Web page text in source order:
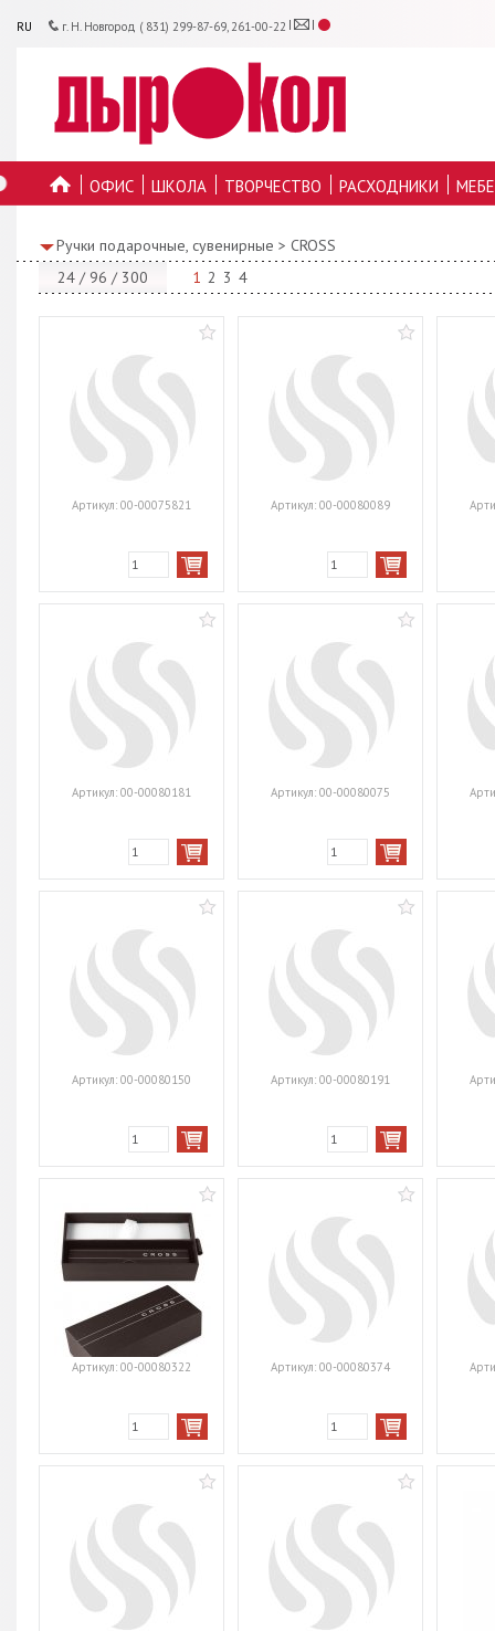
RU г. Н. Новгород ( 831) 299-87-69, 261-00-22
ОФИС ШКОЛА ТВОРЧЕСТВО РАСХОДНИКИ
Ручки подарочные, сувенирные > CROSS
24 / 96 / 300 1 2 3 4
Артикул: 00-00075821 Артикул: 00-00080089
Артикул: 00-00080181 Артикул: 00-00080075
Артикул: 00-00080150 Артикул: 00-00080191
Артикул: 00-00080322 Артикул: 00-00080374